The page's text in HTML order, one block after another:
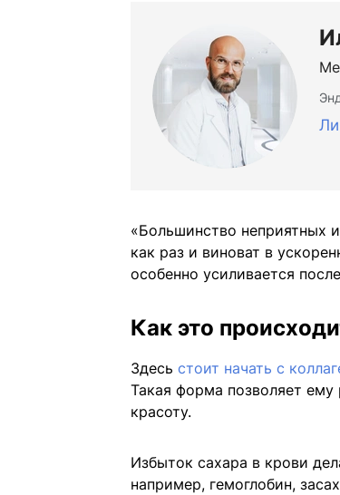
«Большинство неприятных
как раз и виноват в
особенно усиливается
Как это
Здесь стоит начать с
Такая форма позволяет ему
красоту.
Избыток сахара в крови
например, гемоглобин,